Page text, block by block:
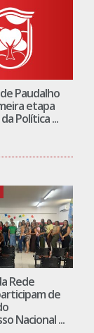
Paudalho
etapa
Política ...
Rede
de
Nacional ...